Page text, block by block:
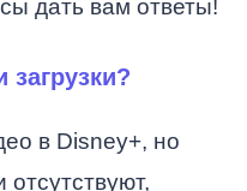
дать вам ответы!
в Disney+, но
отсутствуют,